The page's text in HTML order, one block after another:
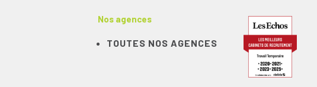
Nos agences
TOUTES NOS AGENCES